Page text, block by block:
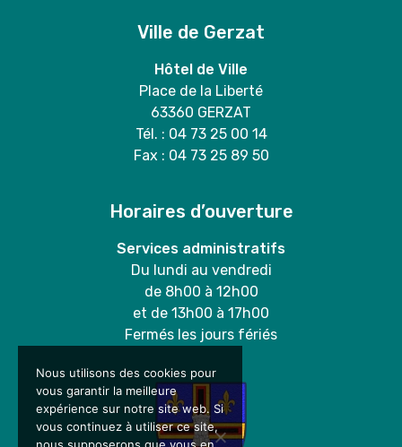
Ville de Gerzat
Hôtel de Ville
Place de la Liberté
63360 GERZAT
Tél. : 04 73 25 00 14
Fax : 04 73 25 89 50
Horaires d’ouverture
Services administratifs
Du lundi au vendredi
de 8h00 à 12h00
et de 13h00 à 17h00
Fermés les jours fériés
Nous utilisons des cookies pour
vous garantir la meilleure
expérience sur notre site web. Si
vous continuez à utiliser ce site,